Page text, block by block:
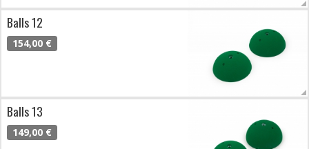
Balls 12
154,00 €
Balls 13
149,00 €